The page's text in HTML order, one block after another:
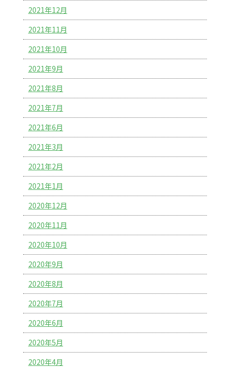
2021年12月
2021年11月
2021年10月
2021年9月
2021年8月
2021年7月
2021年6月
2021年3月
2021年2月
2021年1月
2020年12月
2020年11月
2020年10月
2020年9月
2020年8月
2020年7月
2020年6月
2020年5月
2020年4月